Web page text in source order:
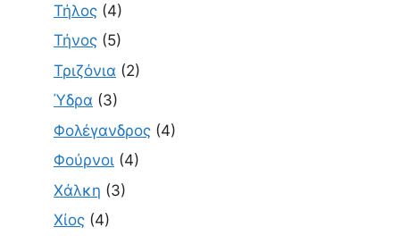
Τήλος (4)
Τήνος (5)
Τριζόνια (2)
Ύδρα (3)
Φολέγανδρος (4)
Φούρνοι (4)
Χάλκη (3)
Χίος (4)